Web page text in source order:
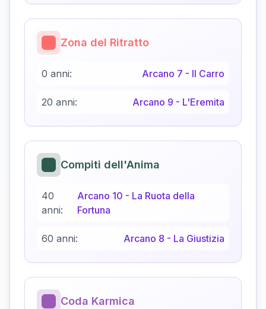
Zona del Ritratto
0 anni: Arcano 7 - Il Carro
20 anni: Arcano 9 - L'Eremita
Compiti dell'Anima
40
anni:
Arcano 10 - La Ruota della
Fortuna
60 anni: Arcano 8 - La Giustizia
Coda Karmica